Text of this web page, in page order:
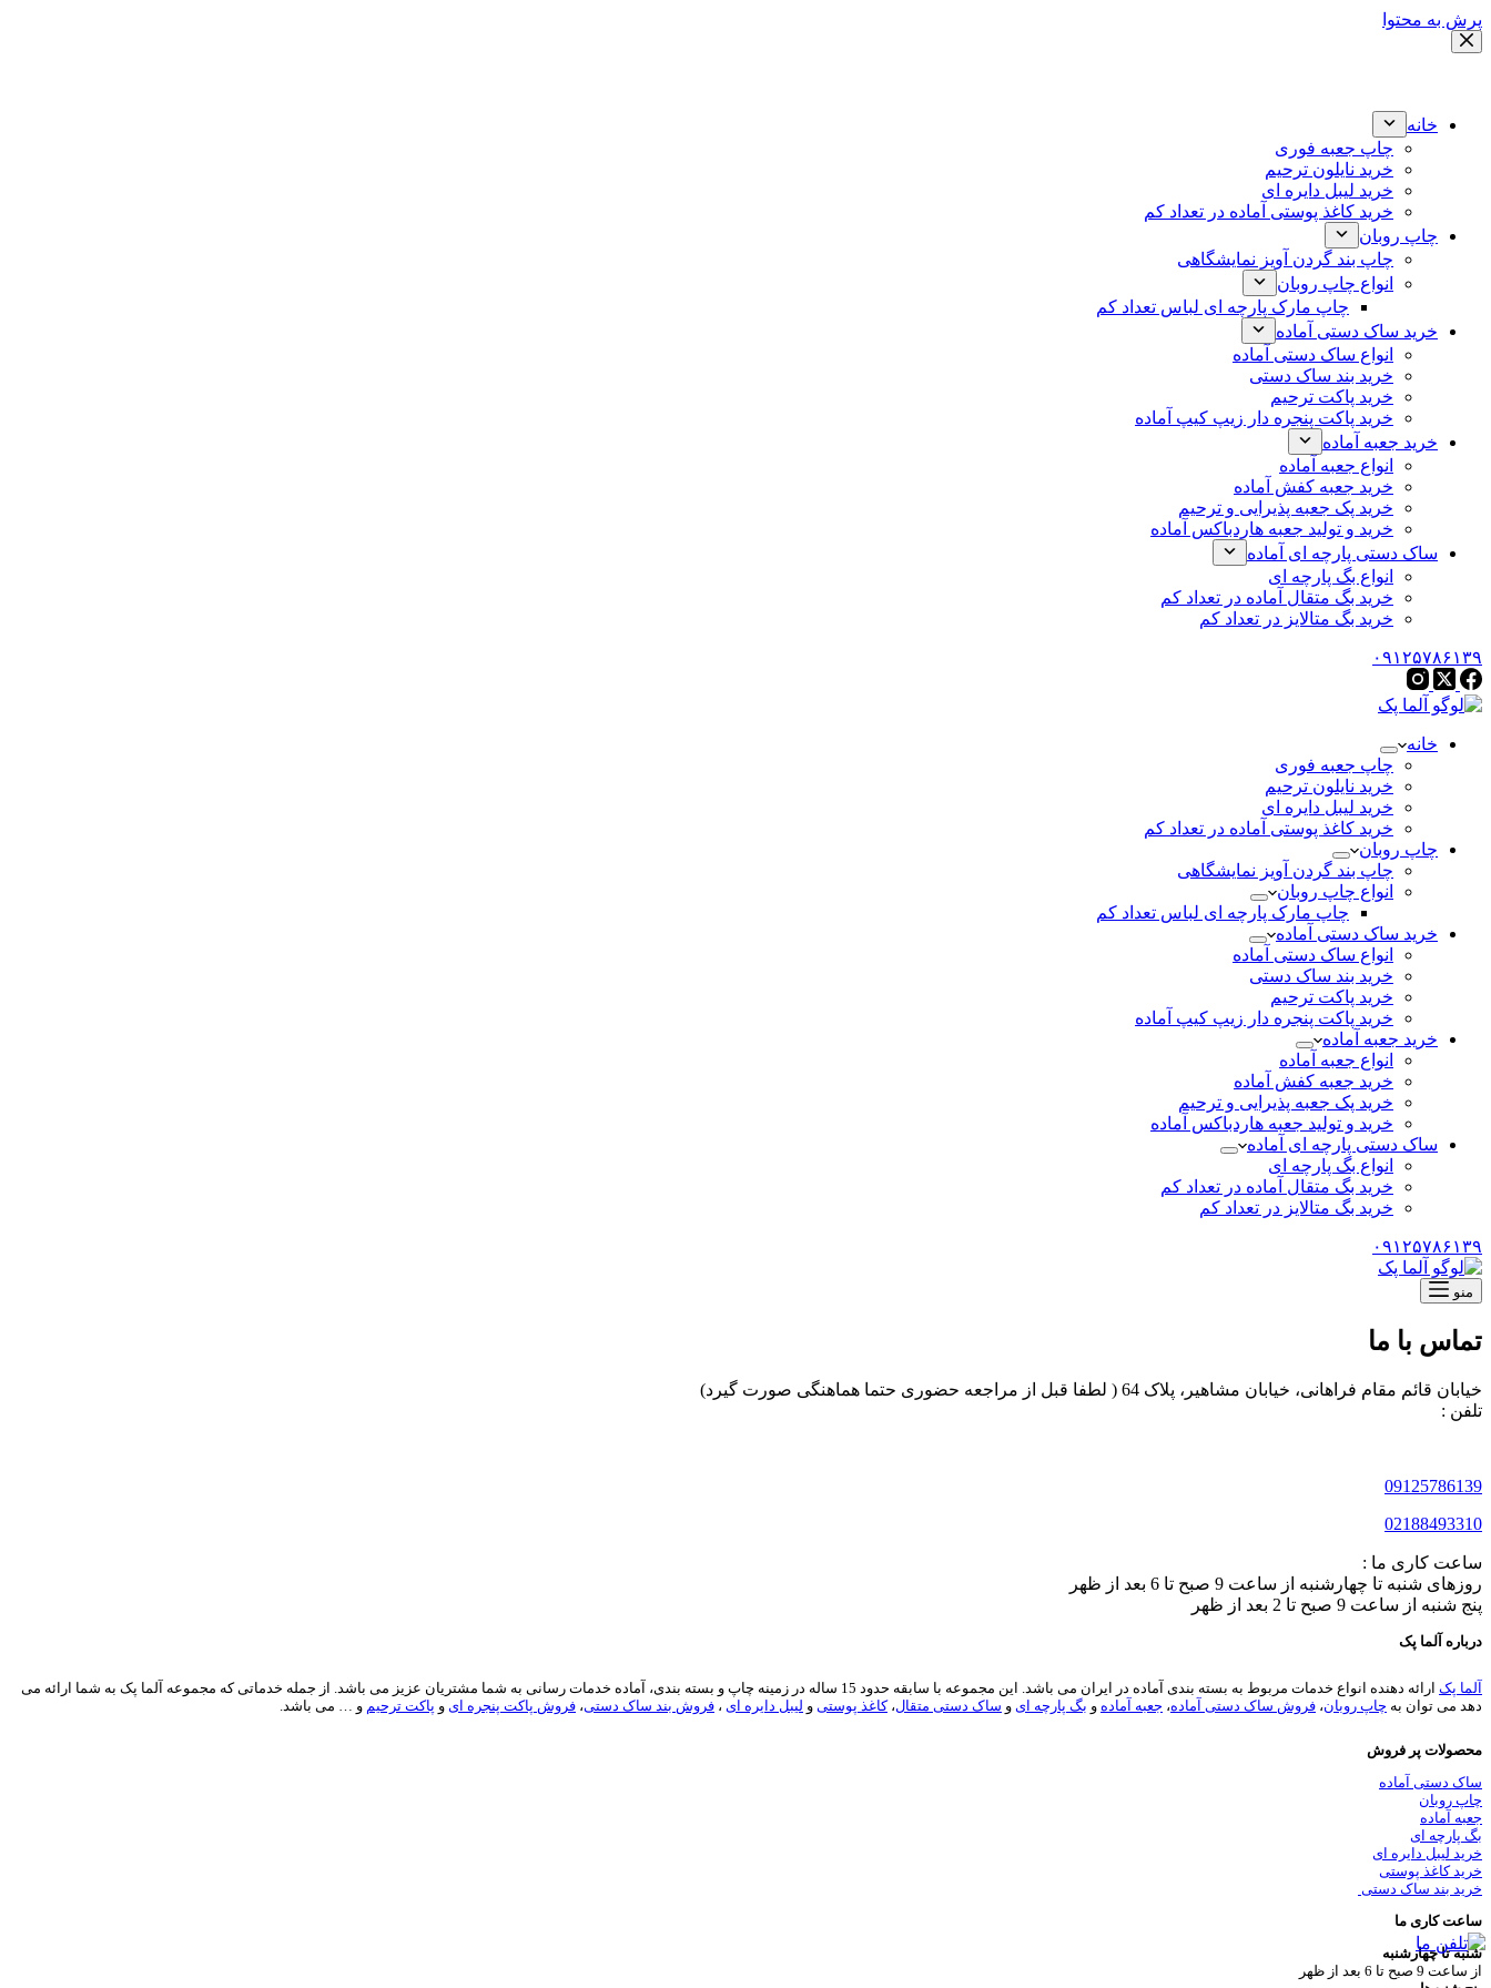
پرش به محتوا
خانه
چاپ جعبه فوری
خرید نایلون ترحیم
خرید لیبل دایره ای
خرید کاغذ پوستی آماده در تعداد کم
چاپ روبان
چاپ بند گردن آویز نمایشگاهی
انواع چاپ روبان
چاپ مارک پارچه ای لباس تعداد کم
خرید ساک دستی آماده
انواع ساک دستی آماده
خرید بند ساک دستی
خرید پاکت ترحیم
خرید پاکت پنجره دار زیپ کیپ آماده
خرید جعبه آماده
انواع جعبه آماده
خرید جعبه کفش آماده
خرید پک جعبه پذیرایی و ترحیم
خرید و تولید جعبه هاردباکس آماده
ساک دستی پارچه ای آماده
انواع بگ پارچه ای
خرید بگ متقال آماده در تعداد کم
خرید بگ متالایز در تعداد کم
۰۹۱۲۵۷۸۶۱۳۹
خانه
چاپ جعبه فوری
خرید نایلون ترحیم
خرید لیبل دایره ای
خرید کاغذ پوستی آماده در تعداد کم
چاپ روبان
چاپ بند گردن آویز نمایشگاهی
انواع چاپ روبان
چاپ مارک پارچه ای لباس تعداد کم
خرید ساک دستی آماده
انواع ساک دستی آماده
خرید بند ساک دستی
خرید پاکت ترحیم
خرید پاکت پنجره دار زیپ کیپ آماده
خرید جعبه آماده
انواع جعبه آماده
خرید جعبه کفش آماده
خرید پک جعبه پذیرایی و ترحیم
خرید و تولید جعبه هاردباکس آماده
ساک دستی پارچه ای آماده
انواع بگ پارچه ای
خرید بگ متقال آماده در تعداد کم
خرید بگ متالایز در تعداد کم
۰۹۱۲۵۷۸۶۱۳۹
منو
تماس با ما
خیابان قائم مقام فراهانی، خیابان مشاهیر، پلاک 64 ( لطفا قبل از مراجعه حضوری حتما هماهنگی صورت گیرد)
تلفن :
09125786139
02188493310
ساعت کاری ما :
روزهای شنبه تا چهارشنبه از ساعت 9 صبح تا 6 بعد از ظهر
پنج شنبه از ساعت 9 صبح تا 2 بعد از ظهر
درباره آلما پک
آلما پک
ارائه دهنده انواع خدمات مربوط به بسته بندی آماده در ایران می باشد. این مجموعه با سابقه حدود 15 ساله در زمینه چاپ و بسته بندی، آماده خدمات رسانی به شما مشتریان عزیز می باشد. از جمله خدماتی که مجموعه آلما پک به شما ارائه می
دهد می توان به چاپ روبان، فروش ساک دستی آماده، جعبه آماده و بگ پارچه ای و ساک دستی متقال،کاغذ پوستی و لیبل دایره ای ، فروش بند ساک دستی، فروش پاکت پنجره ای و پاکت ترحیم و … می باشد.
محصولات پر فروش
ساک دستی آماده
چاپ روبان
جعبه آماده
بگ پارچه ای
خرید لیبل دایره ای
خرید کاغذ پوستی
خرید بند ساک دستی
ساعت کاری ما
شنبه تا چهارشنبه
از ساعت 9 صبح تا 6 بعد از ظهر